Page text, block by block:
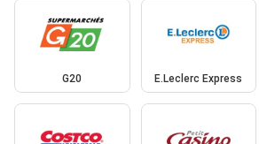
G20 E.Leclerc Express